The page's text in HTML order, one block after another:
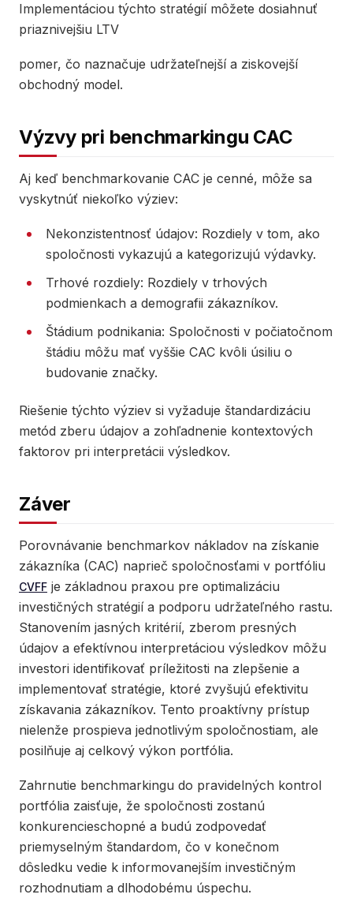
Implementáciou týchto stratégií môžete dosiahnuť
priaznivejšiu LTV
pomer, čo naznačuje udržateľnejší a ziskovejší
obchodný model.
Výzvy pri benchmarkingu CAC
Aj keď benchmarkovanie CAC je cenné, môže sa
vyskytnúť niekoľko výziev:
Nekonzistentnosť údajov: Rozdiely v tom, ako
spoločnosti vykazujú a kategorizujú výdavky.
Trhové rozdiely: Rozdiely v trhových
podmienkach a demografii zákazníkov.
Štádium podnikania: Spoločnosti v počiatočnom
štádiu môžu mať vyššie CAC kvôli úsiliu o
budovanie značky.
Riešenie týchto výziev si vyžaduje štandardizáciu
metód zberu údajov a zohľadnenie kontextových
faktorov pri interpretácii výsledkov.
Záver
Porovnávanie benchmarkov nákladov na získanie
zákazníka (CAC) naprieč spoločnosťami v portfóliu
CVFF je základnou praxou pre optimalizáciu
investičných stratégií a podporu udržateľného rastu.
Stanovením jasných kritérií, zberom presných
údajov a efektívnou interpretáciou výsledkov môžu
investori identifikovať príležitosti na zlepšenie a
implementovať stratégie, ktoré zvyšujú efektivitu
získavania zákazníkov. Tento proaktívny prístup
nielenže prospieva jednotlivým spoločnostiam, ale
posilňuje aj celkový výkon portfólia.
Zahrnutie benchmarkingu do pravidelných kontrol
portfólia zaisťuje, že spoločnosti zostanú
konkurencieschopné a budú zodpovedať
priemyselným štandardom, čo v konečnom
dôsledku vedie k informovanejším investičným
rozhodnutiam a dlhodobému úspechu.